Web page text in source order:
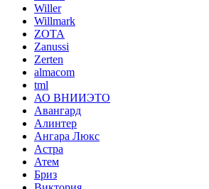
Willer
Willmark
ZOTA
Zanussi
Zerten
almacom
tml
АО ВНИИЭТО
Авангард
Алинтер
Ангара Люкс
Астра
Атем
Бриз